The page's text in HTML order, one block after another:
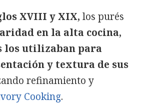
XVIII y XIX, los purés
en la alta cocina,
los utilizaban para
y textura de sus
refinamiento y
Cooking.